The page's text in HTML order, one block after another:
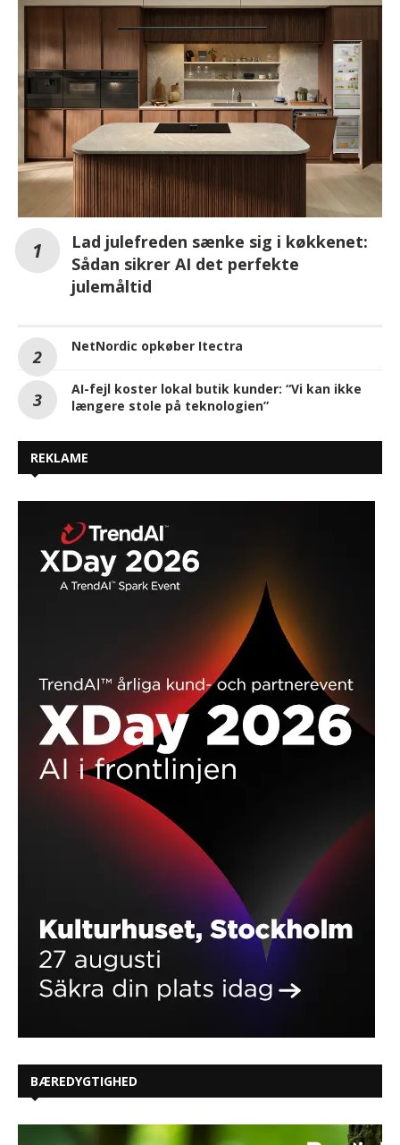
Lad julefreden sænke sig i køkkenet:
Sådan sikrer AI det perfekte
julemåltid
NetNordic opkøber Itectra
AI-fejl koster lokal butik kunder: “Vi kan ikke
længere stole på teknologien”
REKLAME
BÆREDYGTIGHED